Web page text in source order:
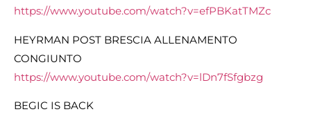
https://www.youtube.com/watch?v=efPBKatTMZc
HEYRMAN POST BRESCIA ALLENAMENTO
CONGIUNTO
https://www.youtube.com/watch?v=lDn7fSfgbzg
BEGIC IS BACK